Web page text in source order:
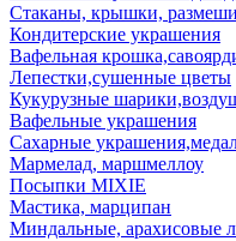
Стаканы, крышки,
Кондитерские украшения
Вафельная
Лепестки,сушенные цветы
Кукурузные
Вафельные украшения
Сахарные
Мармелад, маршмеллоу
Посыпки MIXIE
Мастика, марципан
Миндальные, арахисовые